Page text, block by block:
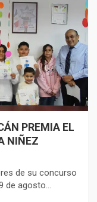
PREMIA EL
NIÑEZ
de su concurso
de agosto…